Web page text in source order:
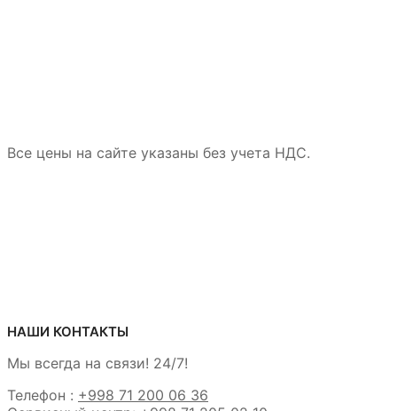
Все цены на сайте указаны без учета НДС.
НАШИ КОНТАКТЫ
Мы всегда на связи! 24/7!
Телефон : +998 71 200 06 36